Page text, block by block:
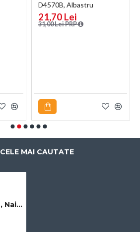
D4570B, Albastru
21,70 Lei
31,00 Lei PRP
CELE MAI CAUTATE
Rama foto, 3 poze, Naimeed D4583W, Alb